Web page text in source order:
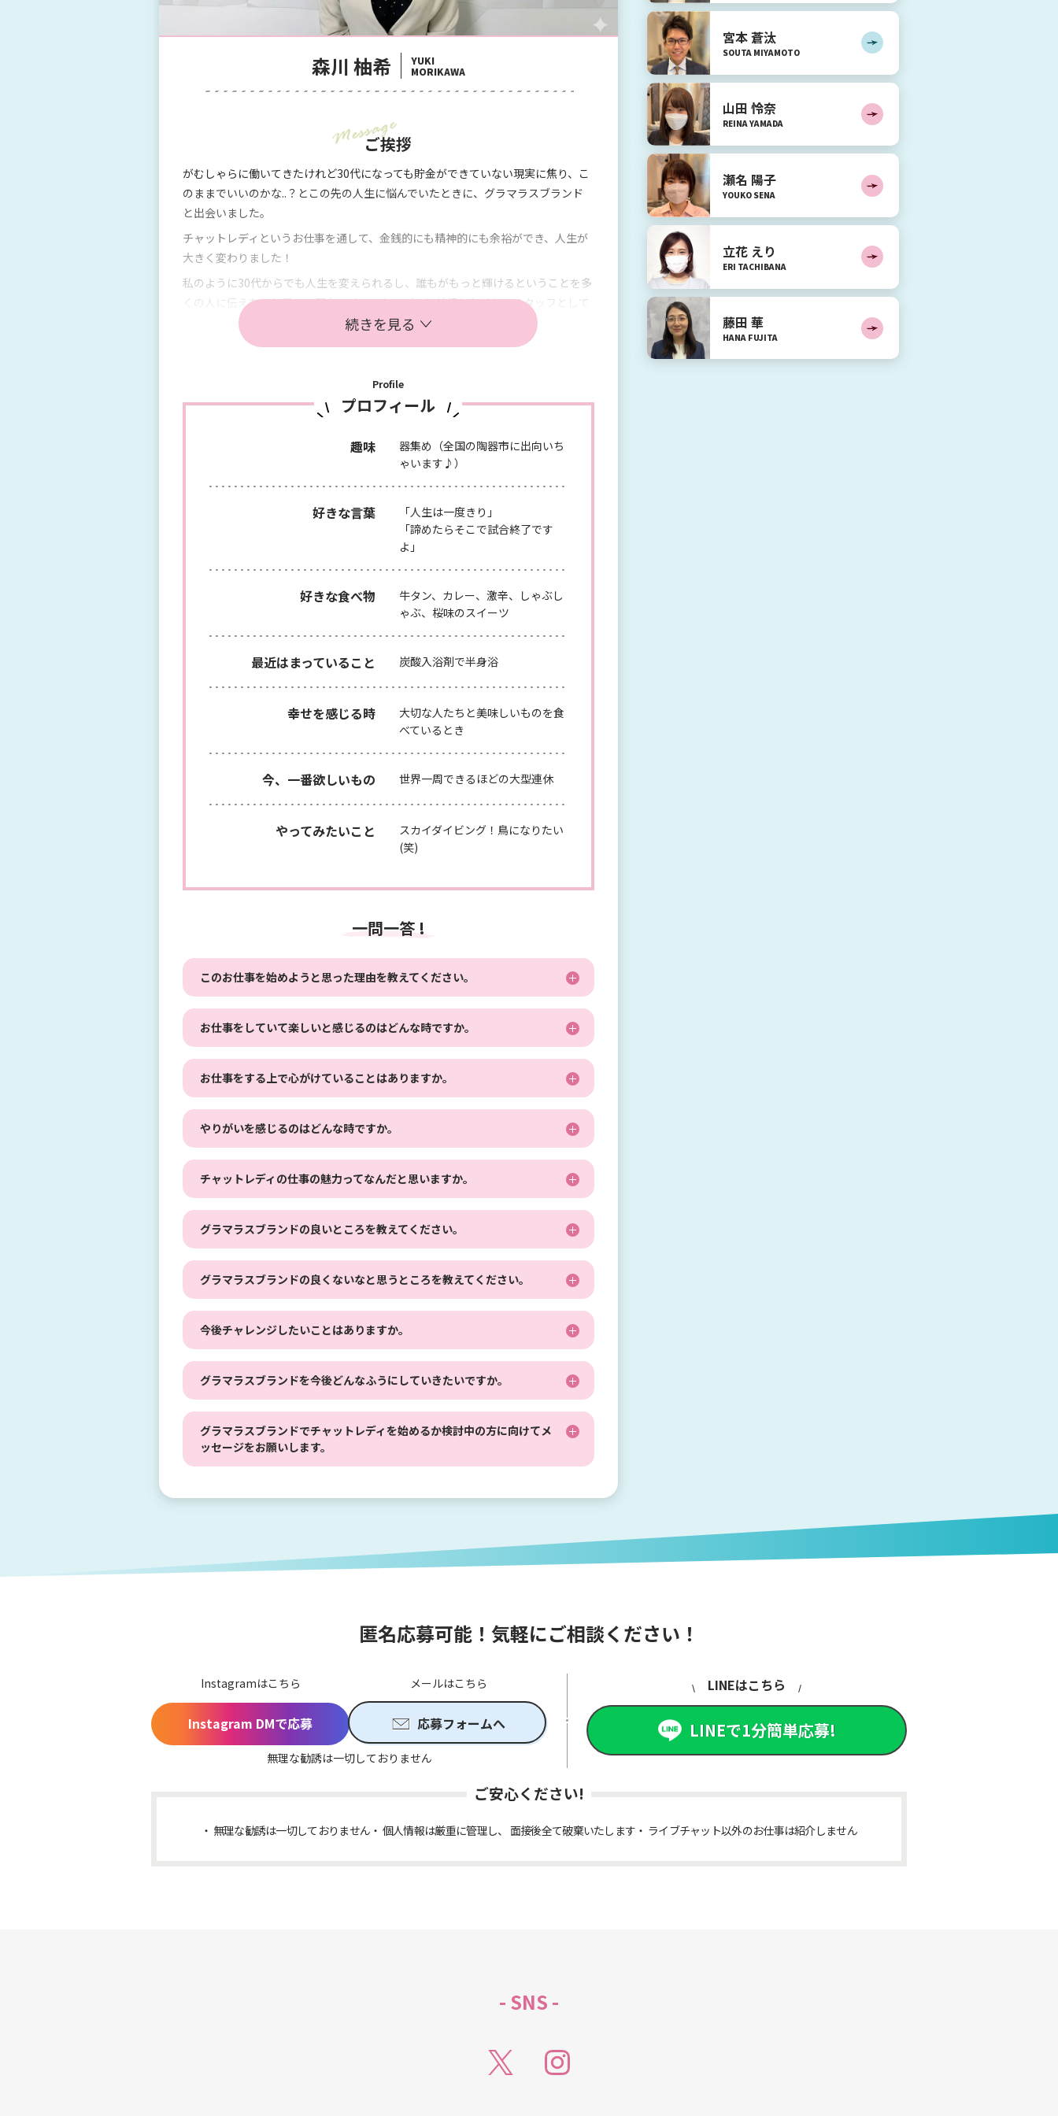
森川 柚希
YUKI
MORIKAWA
ご挨拶
がむしゃらに働いてきたけれど30代になっても貯金ができていない現実に焦り、こ
のままでいいのかな..？とこの先の人生に悩んでいたときに、グラマラスブランド
と出会いました。
チャットレディというお仕事を通して、金銭的にも精神的にも余裕ができ、人生が
大きく変わりました！
私のように30代からでも人生を変えられるし、誰もがもっと輝けるということを多
くの人に伝えたいと思い、現在はチャットレディと並行しながら、スタッフとして
チャットレディさんたちのサポートを行っています。
充実した環境で、わたしたちと共に未来にワクワクする毎日を送りませんか？
続きを見る
Profile
プロフィール
趣味
器集め（全国の陶器市に出向いち
ゃいます♪）
好きな言葉
「人生は一度きり」
「諦めたらそこで試合終了です
よ」
好きな食べ物
牛タン、カレー、激辛、しゃぶし
ゃぶ、桜味のスイーツ
最近はまっていること 炭酸入浴剤で半身浴
幸せを感じる時
大切な人たちと美味しいものを食
べているとき
今、一番欲しいもの 世界一周できるほどの大型連休
やってみたいこと
スカイダイビング！鳥になりたい
(笑)
一問一答 !
このお仕事を始めようと思った理由を教えてください。
お仕事をしていて楽しいと感じるのはどんな時ですか。
お仕事をする上で心がけていることはありますか。
やりがいを感じるのはどんな時ですか。
チャットレディの仕事の魅力ってなんだと思いますか。
グラマラスブランドの良いところを教えてください。
グラマラスブランドの良くないなと思うところを教えてください。
今後チャレンジしたいことはありますか。
グラマラスブランドを今後どんなふうにしていきたいですか。
グラマラスブランドでチャットレディを始めるか検討中の方に向けてメ
ッセージをお願いします。
宮本 蒼汰
SOUTA MIYAMOTO
山田 怜奈
REINAYAMADA
瀬名 陽子
YOUKO SENA
立花 えり
ERI TACHIBANA
藤田 華
HANA FUJITA
匿名応募可能！気軽にご相談ください！
Instagramはこちら
Instagram DMで応募
メールはこちら
応募フォームへ
無理な勧誘は一切しておりません
LINEはこちら
LINEで1分簡単応募!
ご安心ください!
無理な勧誘は一切しておりません 個人情報は厳重に管理し、 面接後全て破棄いたします ライブチャット以外のお仕事は紹介しません
- SNS -